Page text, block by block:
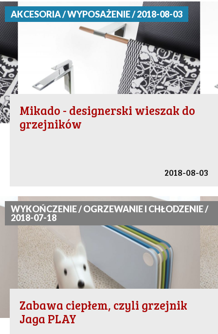
AKCESORIA / WYPOSAŻENIE / 2018-08-03
Mikado - designerski wieszak do
grzejników
2018-08-03
WYKOŃCZENIE / OGRZEWANIE I CHŁODZENIE /
2018-07-18
Zabawa ciepłem, czyli grzejnik
Jaga PLAY